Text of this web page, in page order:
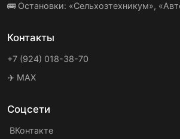
🚌 Остановки: «Сельхозтехникум»,
Контакты
+7 (924) 018-38-70
✈️ MAX
Соцсети
ВКонтакте